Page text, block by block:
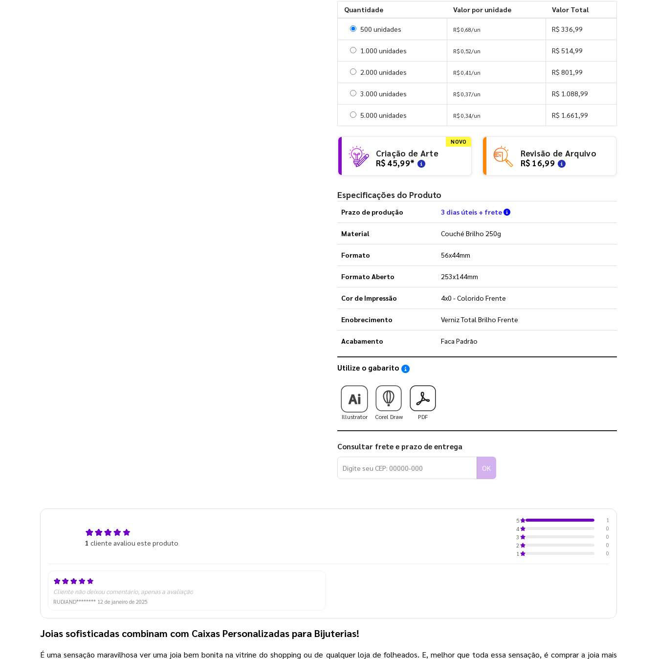
Quantidade
Valor por unidade Valor Total
Selecionar 500 unidades
500 unidades R$ 0,68/un R$ 336,99
Selecionar 1000 unidades
1.000 unidades R$ 0,52/un R$ 514,99
Selecionar 2000 unidades
2.000 unidades R$ 0,41/un R$ 801,99
Selecionar 3000 unidades
3.000 unidades R$ 0,37/un R$ 1.088,99
Selecionar 5000 unidades
5.000 unidades R$ 0,34/un R$ 1.661,99
NOVO
Criação de Arte
R$ 45,99*
Revisão de Arquivo
R$ 16,99
Especificações do Produto
Prazo de produção 3 dias úteis + frete Verifique as condições de entrega
Material Couché Brilho 250g
Formato 56x44mm
Formato Aberto 253x144mm
Cor de Impressão 4x0 - Colorido Frente
Enobrecimento Verniz Total Brilho Frente
Acabamento Faca Padrão
Utilize o gabarito Saiba como utilizar os nossos gabaritos
Illustrator Corel Draw PDF
Consultar frete e prazo de entrega
OK
1 cliente avaliou este produto
5
1
4
0
3
0
2
0
1
0
Cliente não deixou comentário, apenas a avaliação
RUDIAND******** 12 de janeiro de 2025
Joias sofisticadas combinam com Caixas Personalizadas para Bijuterias!
É uma sensação maravilhosa ver uma joia bem bonita na vitrine do shopping ou de qualquer loja de folheados. E, melhor que toda essa sensação, é comprar a joia mais